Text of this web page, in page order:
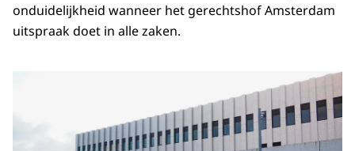
onduidelijkheid wanneer het gerechtshof Amsterdam
uitspraak doet in alle zaken.